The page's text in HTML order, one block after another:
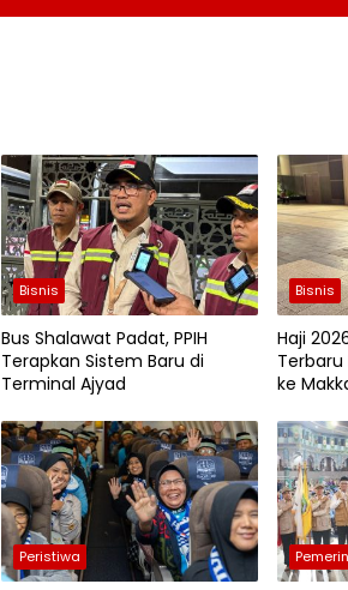
Bisnis
Bus Shalawat Padat, PPIH
Terapkan Sistem Baru di
Terminal Ajyad
Bisnis
Haji
ke
Peristiwa